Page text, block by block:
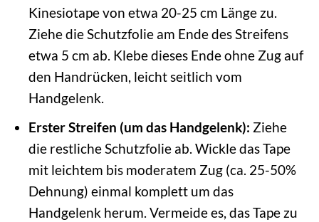
Kinesiotape von etwa 20-25 cm Länge zu.
Ziehe die Schutzfolie am Ende des Streifens
etwa 5 cm ab. Klebe dieses Ende ohne Zug auf
den Handrücken, leicht seitlich vom
Handgelenk.
Erster Streifen (um das Handgelenk): Ziehe
die restliche Schutzfolie ab. Wickle das Tape
mit leichtem bis moderatem Zug (ca. 25-50%
Dehnung) einmal komplett um das
Handgelenk herum. Vermeide es, das Tape zu